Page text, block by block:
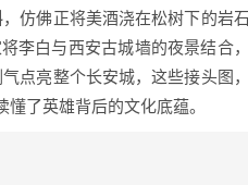
仿佛正将美酒浇在松树下的岩石
李白与西安古城墙的夜景结合，
点亮整个长安城，这些接头图，
了英雄背后的文化底蕴。